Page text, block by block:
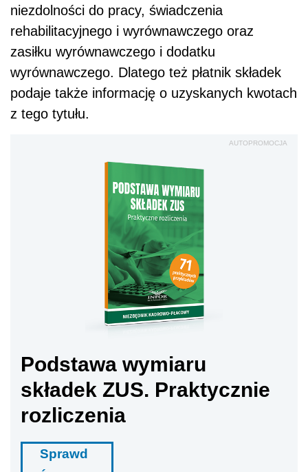
niezdolności do pracy, świadczenia
rehabilitacyjnego i wyrównawczego oraz
zasiłku wyrównawczego i dodatku
wyrównawczego. Dlatego też płatnik składek
podaje także informację o uzyskanych kwotach
z tego tytułu.
AUTOPROMOCJA
Podstawa wymiaru
składek ZUS. Praktycznie
rozliczenia
Sprawd